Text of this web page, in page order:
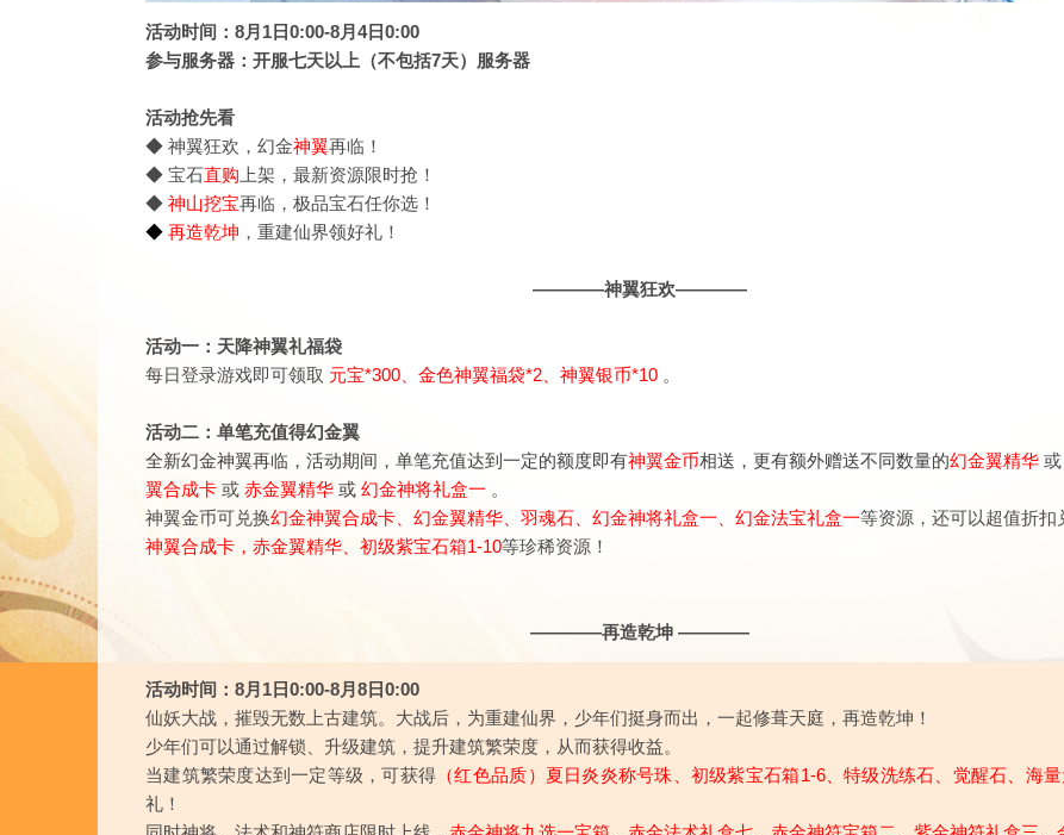
活动时间：8月1日0:00-8月4日0:00
参与服务器：开服七天以上（不包括7天）服务器
活动抢先看
◆ 神翼狂欢，幻金神翼再临！
◆ 宝石直购 上架，最新资源限时抢！
◆ 神山挖宝再临，极品宝石任你选！
◆ 再造乾坤 ，重建仙界领好礼！
————神翼狂欢————
活动一：天降神翼礼福袋
每日登录游戏即可领取 元宝*300、金色神翼福袋*2、神翼银币*10 。
活动二：单笔充值得幻金翼
全新幻金神翼再临，活动期间，单笔充值达到一定的额度即有神翼金币相送，更有额外赠送不同数量的幻金翼精华 或
翼合成卡 或 赤金翼精华 或 幻金神将礼盒一 。
神翼金币可兑换幻金神翼合成卡、幻金翼精华、羽魂石、 幻金神将礼盒一、幻金法宝礼盒一等资源，还可以超值折扣
神翼合成卡，赤金翼精华、初级紫宝石箱1-10等珍稀资源！
————再造乾坤 ————
活动时间：8月1日0:00-8月8日0:00
仙妖大战，摧毁无数上古建筑。大战后，为重建仙界，少年们挺身而出，一起修葺天庭，再造乾坤！
少年们可以通过解锁、升级建筑，提升建筑繁荣度，从而获得收益。
当建筑繁荣度达到一定等级，可获得 （红色品质） 夏日炎炎称号珠 初级紫宝石箱1-6、特级洗练石、觉醒石、海
礼！